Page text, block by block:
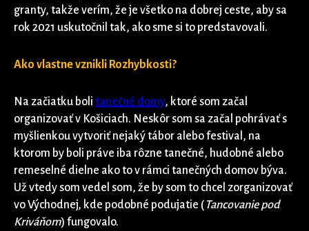
granty, takže verím, že je všetko na dobrej ceste, aby sa
rok 2021 uskutočnil tak, ako sme si to predstavovali.
Ako vlastne vznikli Rozhybkosti?
Na začiatku boli tanečné domy, ktoré som začal
organizovať v Košiciach. Neskôr som sa začal pohrávať s
myšlienkou vytvoriť nejaký tábor alebo festival, na
ktorom by boli práve iba rôzne tanečné, hudobné alebo
remeselné dielne ako to v rámci tanečných domov býva.
Už vtedy som vedel som, že by som to chcel zorganizovať
vo Východnej, kde podobné podujatie ( Tancovanie pod
Kriváňom) fungovalo.